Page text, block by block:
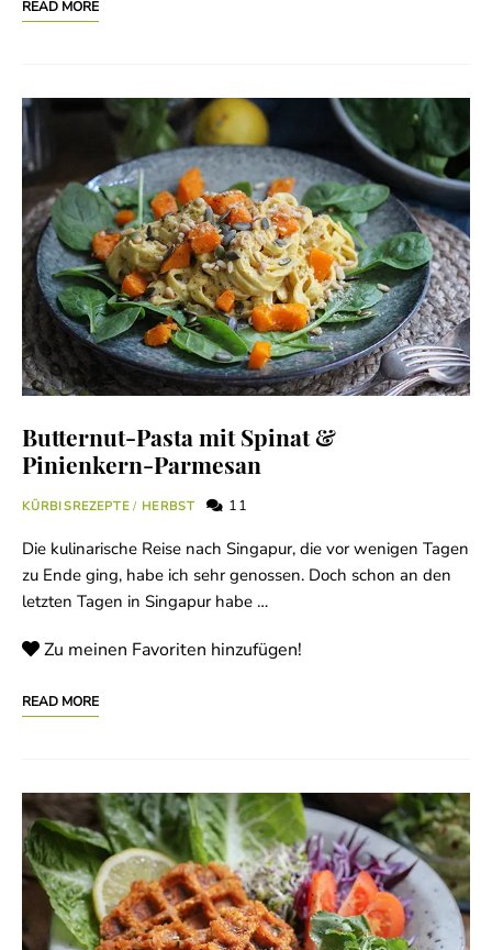
READ MORE
Butternut-Pasta mit Spinat &
Pinienkern-Parmesan
KÜRBISREZEPTE / HERBST 11
Die kulinarische Reise nach Singapur, die vor wenigen Tagen
zu Ende ging, habe ich sehr genossen. Doch schon an den
letzten Tagen in Singapur habe …
Zu meinen Favoriten hinzufügen!
READ MORE